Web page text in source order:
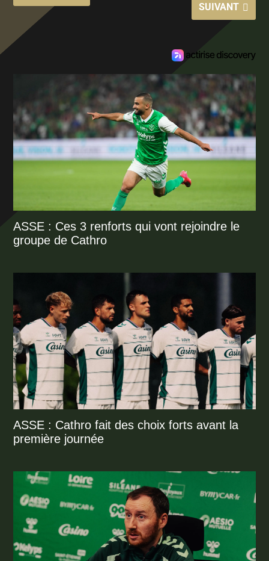
SUIVANT
ASSE : Ces 3 renforts qui vont rejoindre le
groupe de Cathro
ASSE : Cathro fait des choix forts avant la
première journée